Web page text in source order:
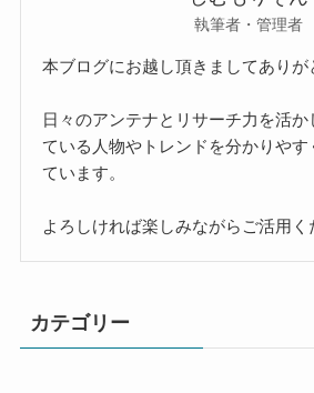
執筆者・管理者
本ブログにお越し頂きましてありが
日々のアンテナとリサーチ力を活か
ている人物やトレンドを分かりやす
ています。
よろしければ楽しみながらご活用く
カテゴリー